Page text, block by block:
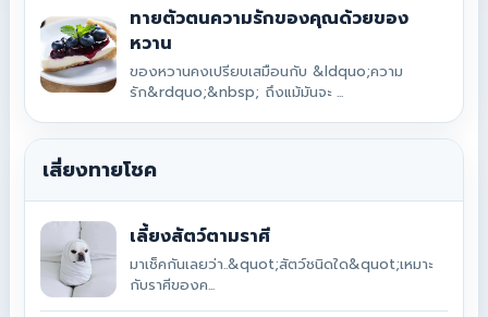
ทายตัวตนความรักของคุณด้วยของ
หวาน
ของหวานคงเปรียบเสมือนกับ &ldquo;ความ
รัก&rdquo;&nbsp; ถึงแม้มันจะ ...
เสี่ยงทายโชค
เลี้ยงสัตว์ตามราศี
มาเช็คกันเลยว่า..&quot;สัตว์ชนิดใด&quot;เหมาะ
กับราศีของค...